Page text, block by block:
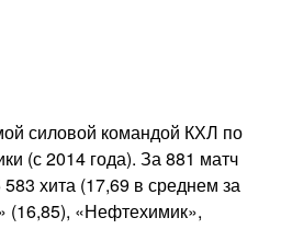
силовой командой КХЛ по
(с 2014 года). За 881 матч
хита (17,69 в среднем за
(16,85), «Нефтехимик»,